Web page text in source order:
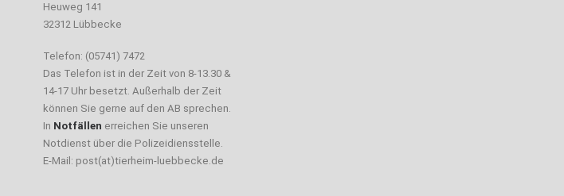
Heuweg 141
32312 Lübbecke
Telefon: (05741) 7472
Das Telefon ist in der Zeit von 8-13.30 &
14-17 Uhr besetzt. Außerhalb der Zeit
können Sie gerne auf den AB sprechen.
In Notfällen erreichen Sie unseren
Notdienst über die Polizeidiensstelle.
E-Mail: post(at)tierheim-luebbecke.de